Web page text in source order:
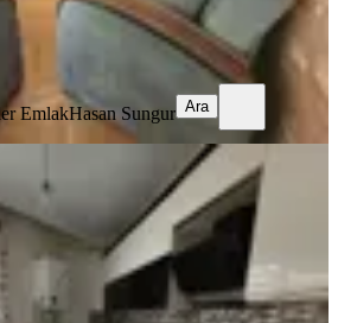
EmlakHasan Sungur Ara
Konumda Asansörlü Eşyalı
Katta Daire
Ayvalı Mahallesi
200 m²· 1. Kat 14.07.2026